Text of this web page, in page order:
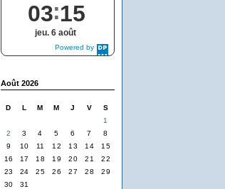
Powered by
DaysPedia.com
03 15
jeu. 6 août
Août 2026
D L M M J V
S
1
2
3 4 5 6 7
8
9
10 11 12 13 14
15
16
17 18 19 20 21
22
23
24 25 26 27 28
29
30
31